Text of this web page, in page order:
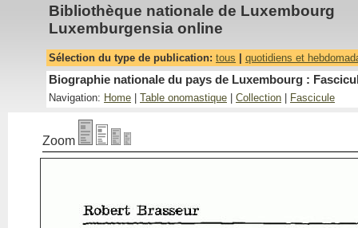
Bibliothèque nationale de Luxembourg
Luxemburgensia online
Sélection du type de publication: tous quotidiens et
Biographie nationale du pays de Luxembourg :
Navigation: Home Table onomastique Collection Fascicule
Zoom